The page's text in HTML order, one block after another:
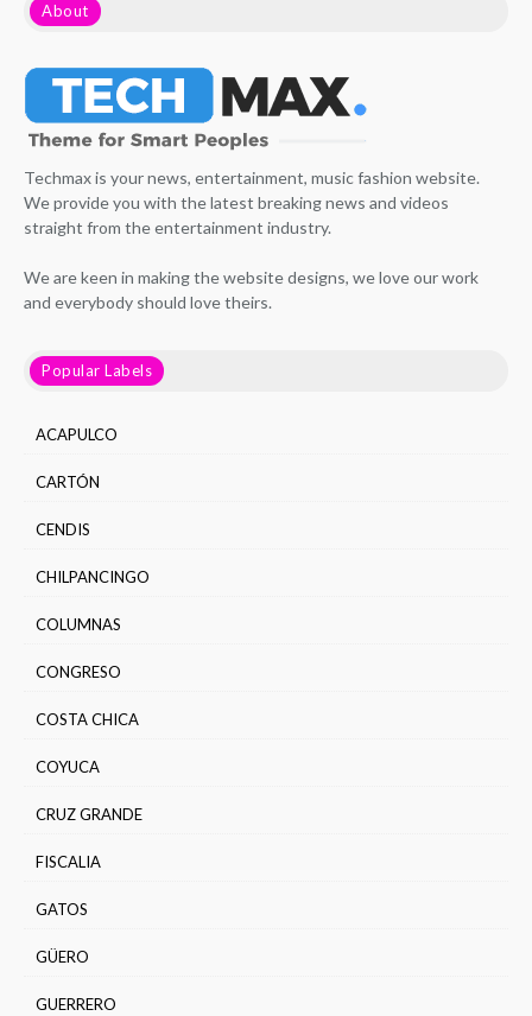
About
Techmax is your news, entertainment, music fashion website.
We provide you with the latest breaking news and videos
straight from the entertainment industry.
We are keen in making the website designs, we love our work
and everybody should love theirs.
Popular Labels
ACAPULCO
CARTÓN
CENDIS
CHILPANCINGO
COLUMNAS
CONGRESO
COSTA CHICA
COYUCA
CRUZ GRANDE
FISCALIA
GATOS
GÜERO
GUERRERO